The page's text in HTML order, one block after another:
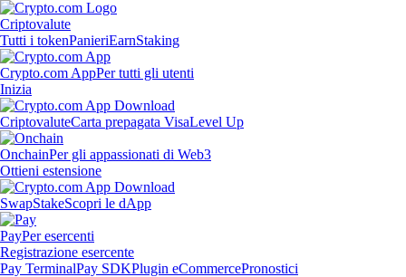
Criptovalute
Tutti i tokenPanieriEarnStaking
Crypto.com AppPer tutti gli utenti
Inizia
CriptovaluteCarta prepagata VisaLevel Up
OnchainPer gli appassionati di Web3
Ottieni estensione
SwapStakeScopri le dApp
PayPer esercenti
Registrazione esercente
Pay TerminalPay SDKPlugin eCommercePronostici